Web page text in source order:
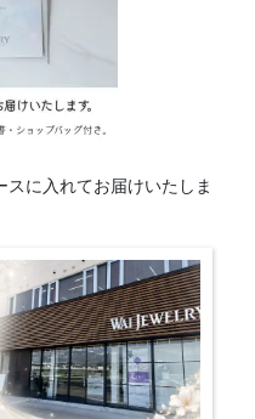
に入れてお届けいたしま